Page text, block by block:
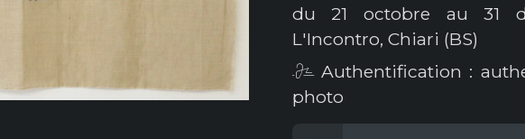
du 21 octobre au 31
L'Incontro, Chiari (BS)
Authentification :
photo